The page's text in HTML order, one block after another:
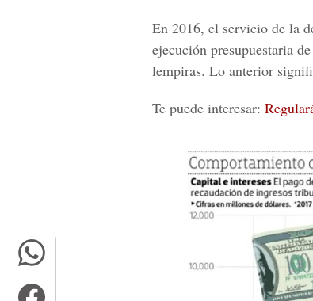
En 2016, el servicio de la
ejecución presupuestaria
lempiras. Lo anterior
Te puede interesar: